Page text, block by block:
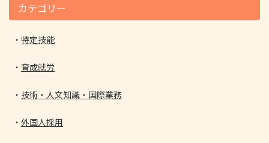
カテゴリー
特定技能
育成就労
技術・人文知識・国際業務
外国人採用